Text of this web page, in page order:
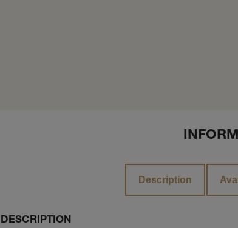
Description
DESCRIPTION